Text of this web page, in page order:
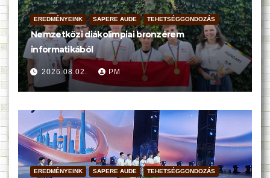
EREDMÉNYEINK SAPERE AUDE TEHETSÉGGONDOZÁS
Nemzetközi diákolimpiai bronzérem
informatikából
2026.08.02. PM
EREDMÉNYEINK SAPERE AUDE TEHETSÉGGONDOZÁS